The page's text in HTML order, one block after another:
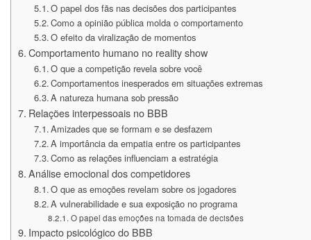
O papel dos fãs nas decisões dos participantes
Como a opinião pública molda o comportamento
O efeito da viralização de momentos
Comportamento humano no reality show
O que a competição revela sobre você
Comportamentos inesperados em situações extremas
A natureza humana sob pressão
Relações interpessoais no BBB
Amizades que se formam e se desfazem
A importância da empatia entre os participantes
Como as relações influenciam a estratégia
Análise emocional dos competidores
O que as emoções revelam sobre os jogadores
A vulnerabilidade e sua exposição no programa
O papel das emoções na tomada de decisões
Impacto psicológico do BBB